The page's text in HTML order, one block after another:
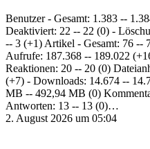
Benutzer - Gesamt: 1.383 --
Deaktiviert: 22 -- 22 (0) -
-- 3 (+1) Artikel - Gesamt: 76 --
Aufrufe: 187.368 -- 189.022
Reaktionen: 20 -- 20 (0)
(+7) - Downloads: 14.674 --
MB -- 492,94 MB (0)
Antworten: 13 -- 13 (0)…
2. August 2026 um 05:04